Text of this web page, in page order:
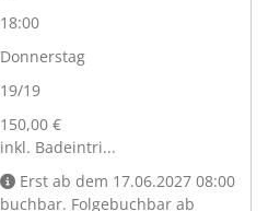
18:00
Donnerstag
19/19
150,00 €
inkl. Badeintri...
Erst ab dem 17.06.2027 08:00
buchbar. Folgebuchbar ab